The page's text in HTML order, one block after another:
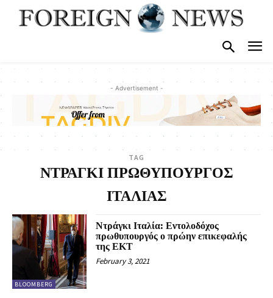
- Advertisement -
TAG
ΝΤΡΑΓΚΙ ΠΡΩΘΥΠΟΥΡΓΟΣ
ΙΤΑΛΙΑΣ
BLOOMBERG
Ντράγκι Ιταλία: Εντολοδόχος
πρωθυπουργός ο πρώην επικεφαλής
της ΕΚΤ
February 3, 2021